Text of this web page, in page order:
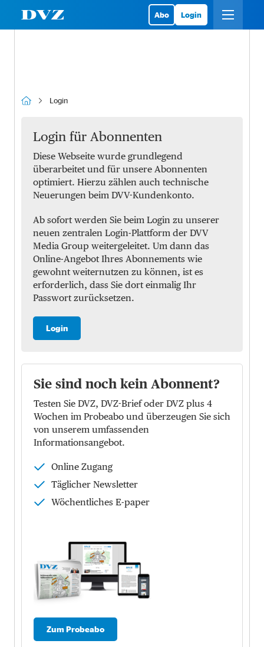
Abo Login
Login
Login für Abonnenten
Diese Webseite wurde grundlegend
überarbeitet und für unsere Abonnenten
optimiert. Hierzu zählen auch technische
Neuerungen beim DVV-Kundenkonto.
Ab sofort werden Sie beim Login zu unserer
neuen zentralen Login-Plattform der DVV
Media Group weitergeleitet. Um dann das
Online-Angebot Ihres Abonnements wie
gewohnt weiternutzen zu können, ist es
erforderlich, dass Sie dort einmalig Ihr
Passwort zurücksetzen.
Login
Sie sind noch kein Abonnent?
Testen Sie DVZ, DVZ-Brief oder DVZ plus 4
Wochen im Probeabo und überzeugen Sie sich
von unserem umfassenden
Informationsangebot.
Online Zugang
Täglicher Newsletter
Wöchentliches E-paper
Zum Probeabo